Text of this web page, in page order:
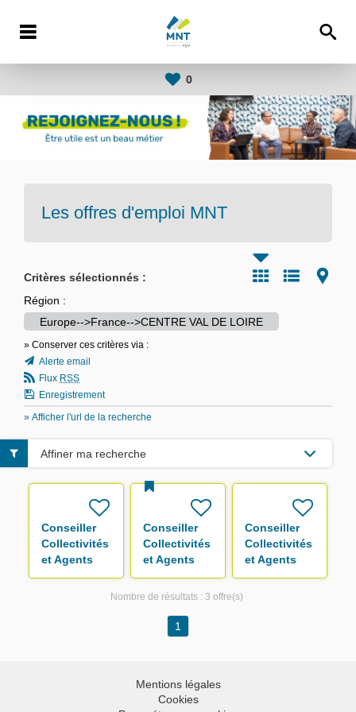
0
Les offres d'emploi MNT
Critères sélectionnés :
Région :
Europe-->France-->CENTRE VAL DE LOIRE
» Conserver ces critères via :
Alerte email
Flux RSS
Enregistrement
» Afficher l'url de la recherche
Conseiller
Collectivités
et Agents
F/H
Conseiller
Collectivités
et Agents
F/H
Conseiller
Collectivités
et Agents
F/H
Affiner ma recherche
Nombre de résultats : 3 offre(s)
1
Mentions légales
Cookies